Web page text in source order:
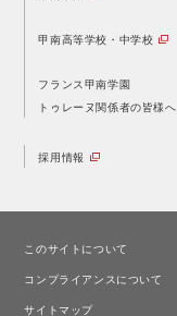
甲南高等学校・中学校
フランス甲南学園
トゥレーヌ関係者の皆様へ
採用情報
このサイトについて
コンプライアンスについて
サイトマップ